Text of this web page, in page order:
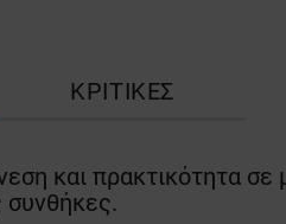
ΚΡΙΤΙΚΈΣ
και πρακτικότητα
συνθήκες.